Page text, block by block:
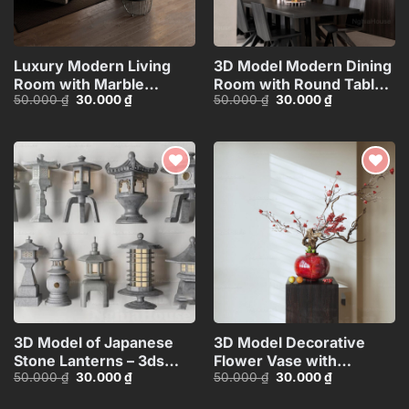
Luxury Modern Living
Room with Marble
Coffee Table and Black
Model_114971306
50.000₫ Giá
30.000₫Giá
hiện
30.000 ₫.
3D Model Modern Dining
Room with Round Table –
3ds Max_109796685
50.000₫ Giá
30.000₫Giá
hiện
30.000 ₫.
Add to
wishlist
3D Model of Japanese
Stone Lanterns – 3ds
Max_HCI4803718257312
50.000₫ Giá
30.000₫Giá
hiện
Add to
wishlist
3D Model Decorative
Flower Vase with
Branches – 3ds
50.000₫ Giá
30.000₫Giá
hiện